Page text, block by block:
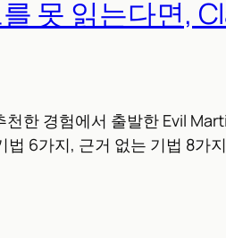
못 읽는다면,
한 경험에서 출발한 Evil
법 6가지, 근거 없는 기법 8가